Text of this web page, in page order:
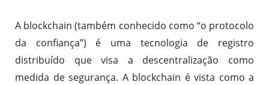
A blockchain (também conhecido como “o protocolo
da confiança”) é uma tecnologia de registro
distribuído que visa a descentralização como
medida de segurança. A blockchain é vista como a